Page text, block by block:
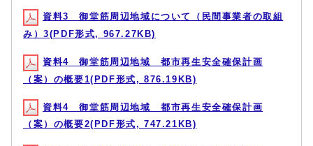
資料3 御堂筋周辺地域について（民間事業者の取組
み）3(PDF形式, 967.27KB)
資料4 御堂筋周辺地域 都市再生安全確保計画
（案）の概要1(PDF形式, 876.19KB)
資料4 御堂筋周辺地域 都市再生安全確保計画
（案）の概要2(PDF形式, 747.21KB)